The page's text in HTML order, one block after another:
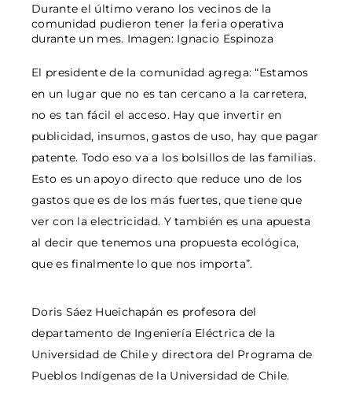
Durante el último verano los vecinos de la
comunidad pudieron tener la feria operativa
durante un mes. Imagen: Ignacio Espinoza
El presidente de la comunidad agrega: “Estamos
en un lugar que no es tan cercano a la carretera,
no es tan fácil el acceso. Hay que invertir en
publicidad, insumos, gastos de uso, hay que pagar
patente. Todo eso va a los bolsillos de las familias.
Esto es un apoyo directo que reduce uno de los
gastos que es de los más fuertes, que tiene que
ver con la electricidad. Y también es una apuesta
al decir que tenemos una propuesta ecológica,
que es finalmente lo que nos importa”.
Doris Sáez Hueichapán es profesora del
departamento de Ingeniería Eléctrica de la
Universidad de Chile y directora del Programa de
Pueblos Indígenas de la Universidad de Chile.